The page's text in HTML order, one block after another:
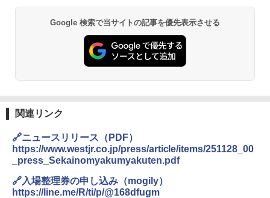
Google 検索で当サイトの記事を優先表示させる
関連リンク
🔗ニュースリリース（PDF）
https://www.westjr.co.jp/press/article/items/251128_00
_press_Sekainomyakumyakuten.pdf
🔗入場整理券の申し込み（mogily）
https://line.me/R/ti/p/@168dfugm